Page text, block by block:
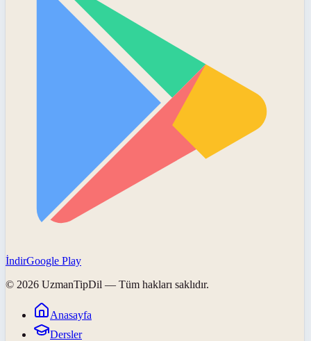
İndirGoogle Play
© 2026 UzmanTipDil — Tüm hakları saklıdır.
Anasayfa
Dersler